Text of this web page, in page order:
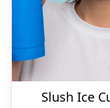
Slush Ice